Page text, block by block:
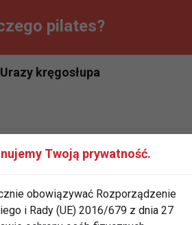
pilates?
Urazy kręgosłupa
Ćwiczenia na kręgosłup
lędźwiowyTwoją prywatność.
obowiązywać Rozporządzenie
i Rady (UE) 2016/679 z dnia 27